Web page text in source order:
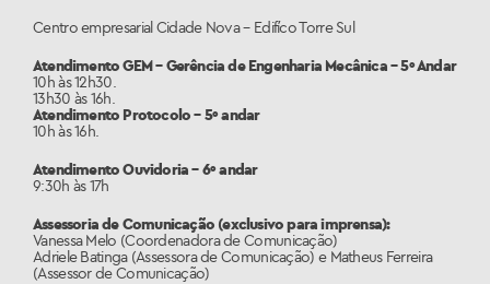
Centro empresarial Cidade Nova – Edifíco Torre Sul
Atendimento GEM – Gerência de Engenharia Mecânica – 5º Andar
10h às 12h30.
13h30 às 16h.
Atendimento Protocolo – 5º andar
10h às 16h.
Atendimento Ouvidoria – 6º andar
9:30h às 17h
Assessoria de Comunicação (exclusivo para imprensa):
Vanessa Melo (Coordenadora de Comunicação)
Adriele Batinga (Assessora de Comunicação) e Matheus Ferreira
(Assessor de Comunicação)